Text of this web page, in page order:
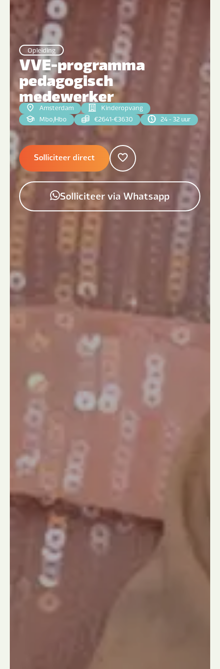
Opleiding
VVE-programma
pedagogisch
medewerker
Amsterdam
Kinderopvang
Mbo|Hbo €2641-€3630 24 - 32 uur
Solliciteer direct
Solliciteer via Whatsapp